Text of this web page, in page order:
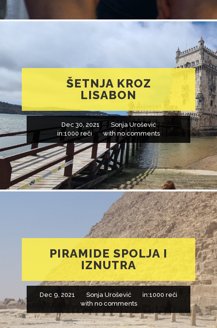
ŠETNJA KROZ
LISABON
Dec 30, 2021
Sonja Urošević
in:1000 reči withno comments
PIRAMIDE SPOLJA I
IZNUTRA
Dec 9, 2021 Sonja Urošević in:1000 reči
with no comments